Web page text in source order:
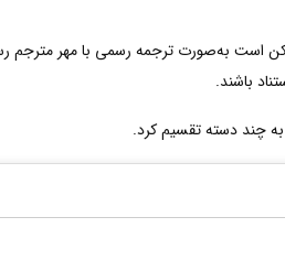
است به‌صورت ترجمه رسمی با مهر مترجم
باشند.
چند دسته تقسیم کرد.